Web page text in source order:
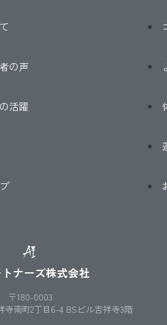
の声
活躍
ナーズ株式会社
〒180-0003
寺南町2丁目6-4 BSビル吉祥寺3階